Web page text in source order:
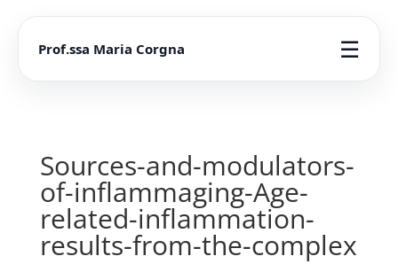
Prof.ssa Maria Corgna ☰
Sources-and-modulators-
of-inflammaging-Age-
related-inflammation-
results-from-the-complex